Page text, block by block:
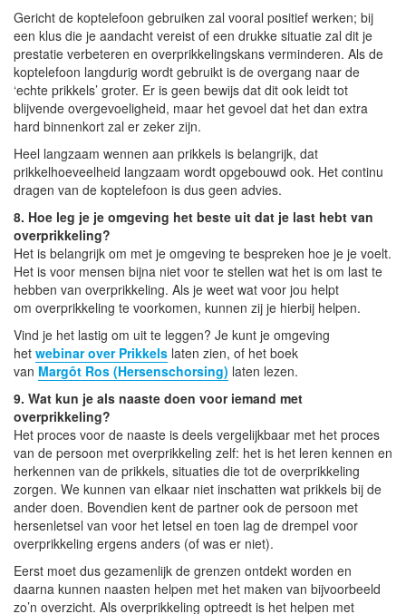
Gericht de koptelefoon gebruiken zal vooral positief werken; bij
een klus die je aandacht vereist of een drukke situatie zal dit je
prestatie verbeteren en overprikkelingskans verminderen. Als de
koptelefoon langdurig wordt gebruikt is de overgang naar de
‘echte prikkels’ groter. Er is geen bewijs dat dit ook leidt tot
blijvende overgevoeligheid, maar het gevoel dat het dan extra
hard binnenkort zal er zeker zijn.
Heel langzaam wennen aan prikkels is belangrijk, dat
prikkelhoeveelheid langzaam wordt opgebouwd ook. Het continu
dragen van de koptelefoon is dus geen advies.
8. Hoe leg je je omgeving het beste uit dat je last hebt van
overprikkeling?
Het is belangrijk om met je omgeving te bespreken hoe je je voelt.
Het is voor mensen bijna niet voor te stellen wat het is om last te
hebben van overprikkeling. Als je weet wat voor jou helpt
om overprikkeling te voorkomen, kunnen zij je hierbij helpen.
Vind je het lastig om uit te leggen? Je kunt je omgeving
het webinar over Prikkels laten zien, of het boek
van Margôt Ros (Hersenschorsing) laten lezen.
9. Wat kun je als naaste doen voor iemand met
overprikkeling?
Het proces voor de naaste is deels vergelijkbaar met het proces
van de persoon met overprikkeling zelf: het is het leren kennen en
herkennen van de prikkels, situaties die tot de overprikkeling
zorgen. We kunnen van elkaar niet inschatten wat prikkels bij de
ander doen. Bovendien kent de partner ook de persoon met
hersenletsel van voor het letsel en toen lag de drempel voor
overprikkeling ergens anders (of was er niet).
Eerst moet dus gezamenlijk de grenzen ontdekt worden en
daarna kunnen naasten helpen met het maken van bijvoorbeeld
zo’n overzicht. Als overprikkeling optreedt is het helpen met